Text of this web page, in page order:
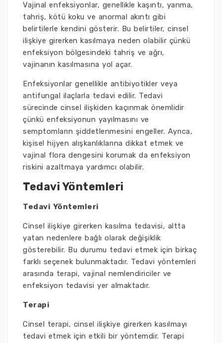
Vajinal enfeksiyonlar, genellikle kaşıntı, yanma,
tahriş, kötü koku ve anormal akıntı gibi
belirtilerle kendini gösterir. Bu belirtiler, cinsel
ilişkiye girerken kasılmaya neden olabilir çünkü
enfeksiyon bölgesindeki tahriş ve ağrı,
vajinanın kasılmasına yol açar.
Enfeksiyonlar genellikle antibiyotikler veya
antifungal ilaçlarla tedavi edilir. Tedavi
sürecinde cinsel ilişkiden kaçınmak önemlidir
çünkü enfeksiyonun yayılmasını ve
semptomların şiddetlenmesini engeller. Ayrıca,
kişisel hijyen alışkanlıklarına dikkat etmek ve
vajinal flora dengesini korumak da enfeksiyon
riskini azaltmaya yardımcı olabilir.
Tedavi Yöntemleri
Tedavi Yöntemleri
Cinsel ilişkiye girerken kasılma tedavisi, altta
yatan nedenlere bağlı olarak değişiklik
gösterebilir. Bu durumu tedavi etmek için birkaç
farklı seçenek bulunmaktadır. Tedavi yöntemleri
arasında terapi, vajinal nemlendiriciler ve
enfeksiyon tedavisi yer almaktadır.
Terapi
Cinsel terapi, cinsel ilişkiye girerken kasılmayı
tedavi etmek için etkili bir yöntemdir. Terapi